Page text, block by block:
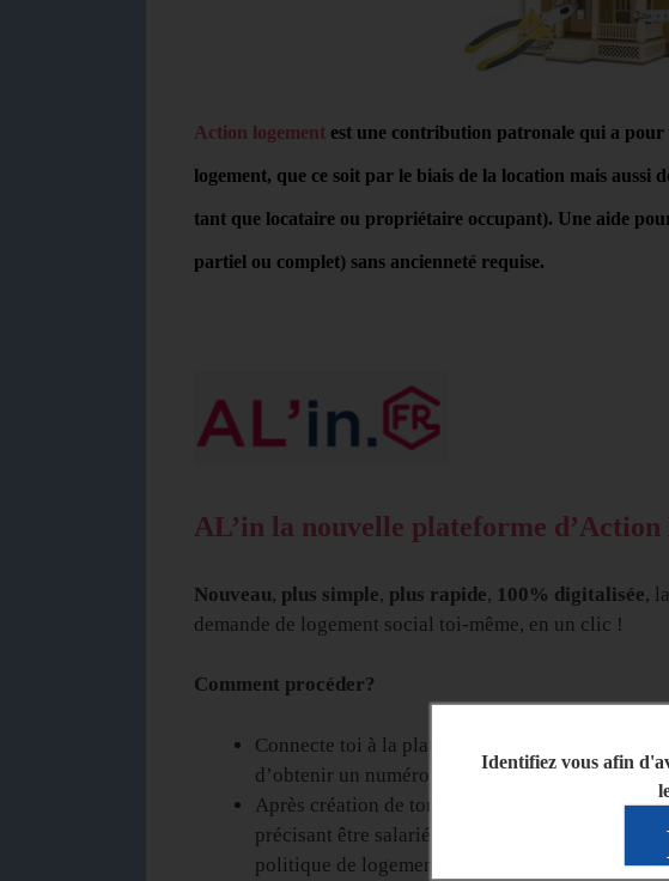
Identifiez vous afin
Action logement est une contribution patronale qui a pour
logement, que ce soit par le biais de la location mais aussi
tant que locataire ou propriétaire occupant). Une aide
partiel ou complet) sans ancienneté requise.
AL’in la nouvelle plateforme d’Action
Nouveau, plus simple, plus rapide, 100% digitalisée,
demande de logement social toi-même, en un clic !
Comment procéder?
Connecte toi à la plateforme
d’obtenir un numéro unique qui te servira pour
Après création de ton compte, tu pourras
précisant être salarié Nocibé afin de pouvoir
politique de logement de l’entreprise (points